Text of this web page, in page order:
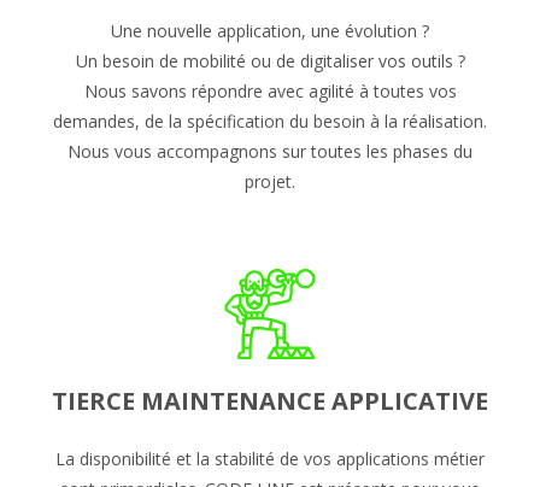
Une nouvelle application, une évolution ?
Un besoin de mobilité ou de digitaliser vos outils ?
Nous savons répondre avec agilité à toutes vos
demandes, de la spécification du besoin à la réalisation.
Nous vous accompagnons sur toutes les phases du
projet.
TIERCE MAINTENANCE APPLICATIVE
La disponibilité et la stabilité de vos applications métier